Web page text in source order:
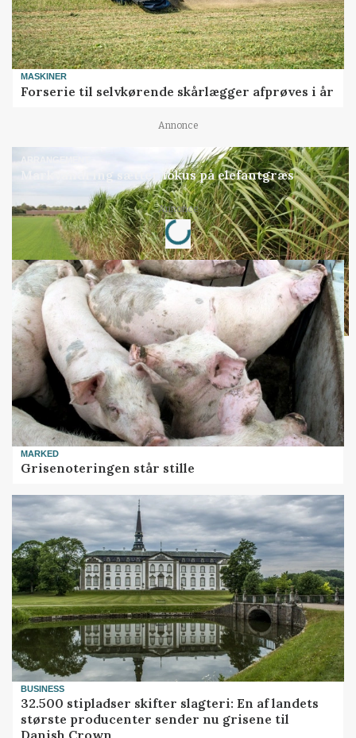
MASKINER
Forserie til selvkørende skårlægger afprøves i år
Annonce
ARRANGEMENT
Markvandring sætter fokus på elefantgræs
Annonce
Loading...
MARKED
Grisenoteringen står stille
BUSINESS
32.500 stipladser skifter slagteri: En af landets
største producenter sender nu grisene til